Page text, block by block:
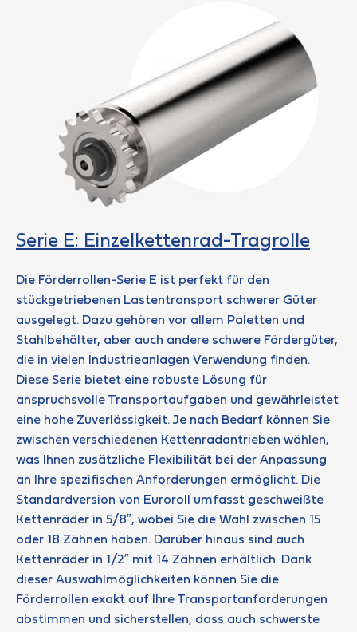
Serie E: Einzelkettenrad-Tragrolle
Die Förderrollen-Serie E ist perfekt für den
stückgetriebenen Lastentransport schwerer Güter
ausgelegt. Dazu gehören vor allem Paletten und
Stahlbehälter, aber auch andere schwere Fördergüter,
die in vielen Industrieanlagen Verwendung finden.
Diese Serie bietet eine robuste Lösung für
anspruchsvolle Transportaufgaben und gewährleistet
eine hohe Zuverlässigkeit. Je nach Bedarf können Sie
zwischen verschiedenen Kettenradantrieben wählen,
was Ihnen zusätzliche Flexibilität bei der Anpassung
an Ihre spezifischen Anforderungen ermöglicht. Die
Standardversion von Euroroll umfasst geschweißte
Kettenräder in 5/8″, wobei Sie die Wahl zwischen 15
oder 18 Zähnen haben. Darüber hinaus sind auch
Kettenräder in 1/2″ mit 14 Zähnen erhältlich. Dank
dieser Auswahlmöglichkeiten können Sie die
Förderrollen exakt auf Ihre Transportanforderungen
abstimmen und sicherstellen, dass auch schwerste